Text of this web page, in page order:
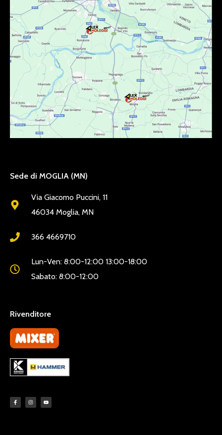
Sede di MOGLIA (MN)
Via Giacomo Puccini, 11
46034 Moglia, MN
366 4669710
Lun-Ven: 8:00-12:00 13:00-18:00
Sabato: 8:00-12:00
Rivenditore